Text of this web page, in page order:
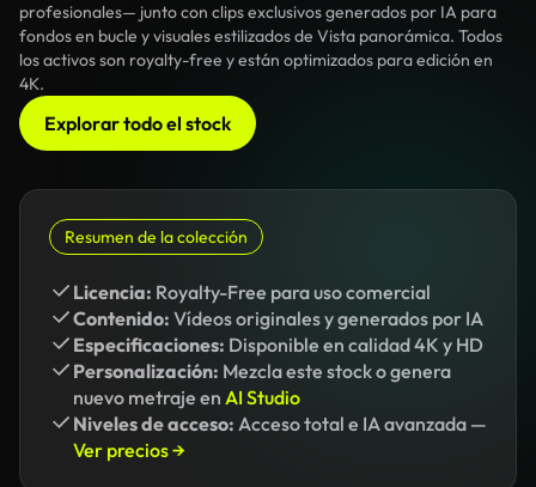
profesionales— junto con clips exclusivos generados por IA para
fondos en bucle y visuales estilizados de Vista panorámica. Todos
los activos son royalty-free y están optimizados para edición en
4K.
Explorar todo el stock
Resumen de la colección
Licencia: Royalty-Free para uso comercial
Contenido: Vídeos originales y generados por IA
Especificaciones: Disponible en calidad 4K y HD
Personalización: Mezcla este stock o genera
nuevo metraje en AI Studio
Niveles de acceso: Acceso total e IA avanzada —
Ver precios →